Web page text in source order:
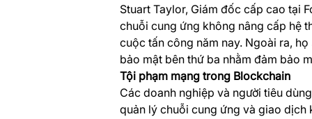
Stuart Taylor, Giám đốc cấp cao tại
chuỗi cung ứng không nâng cấp hệ
cuộc tấn công năm nay. Ngoài ra,
bảo mật bên thứ ba nhằm đảm bảo
Tội phạm mạng trong Blockchain
Các doanh nghiệp và người tiêu
quản lý chuỗi cung ứng và giao dịch